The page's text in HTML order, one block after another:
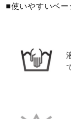
ワーキ
インナー
■使いやすいベ